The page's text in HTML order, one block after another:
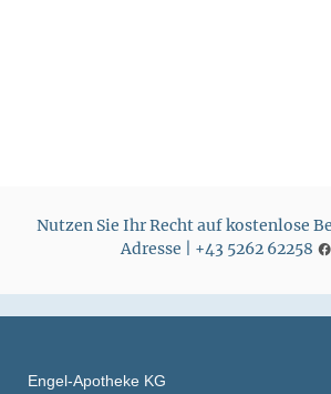
Nutzen Sie Ihr Recht auf kostenlose
Adresse | +43 5262 62258
Engel-Apotheke KG